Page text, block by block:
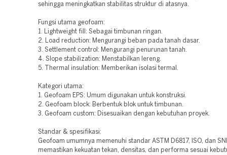
sehingga meningkatkan stabilitas struktur di atasnya.
Fungsi utama geofoam:
1. Lightweight fill: Sebagai timbunan ringan.
2. Load reduction: Mengurangi beban pada tanah dasar.
3. Settlement control: Mengurangi penurunan tanah.
4. Slope stabilization: Menstabilkan lereng.
5. Thermal insulation: Memberikan isolasi termal.
Kategori utama:
1. Geofoam EPS: Umum digunakan untuk konstruksi.
2. Geofoam block: Berbentuk blok untuk timbunan.
3. Geofoam custom: Disesuaikan dengan kebutuhan proyek.
Standar & spesifikasi:
Geofoam umumnya memenuhi standar ASTM D6817, ISO, dan
memastikan kekuatan tekan, densitas, dan performa sesuai